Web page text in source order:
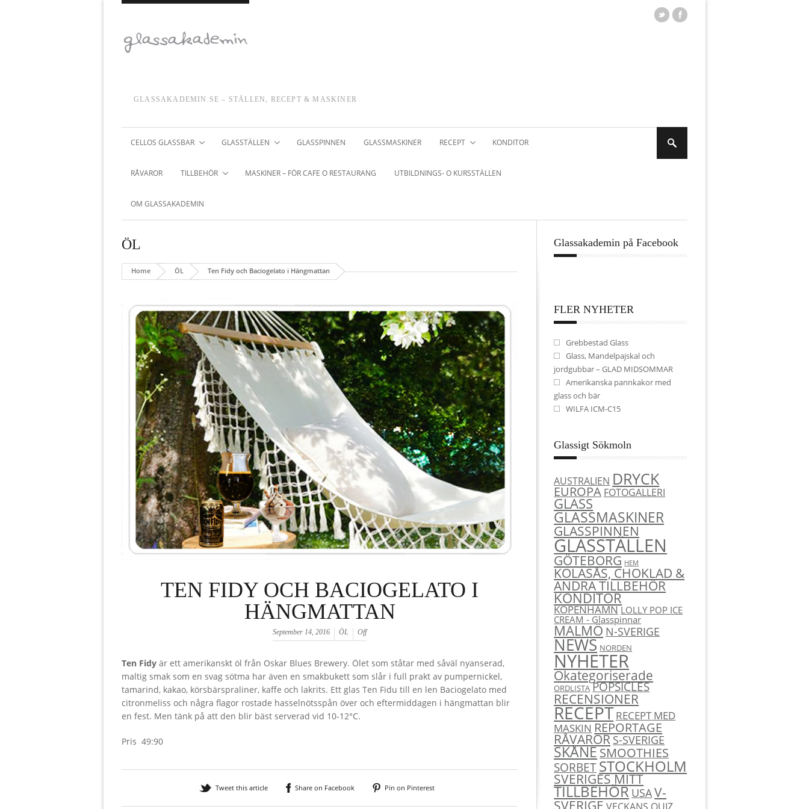
GLASSAKADEMIN.SE – STÄLLEN, RECEPT & MASKINER
CELLOS GLASSBAR GLASSTÄLLEN GLASSPINNEN GLASSMASKINER RECEPT KONDITOR
RÅVAROR TILLBEHÖR MASKINER – FÖR CAFE O RESTAURANG UTBILDNINGS- O KURSSTÄLLEN
OM GLASSAKADEMIN
ÖL
Home ÖL Ten Fidy och Baciogelato i Hängmattan
TEN FIDY OCH BACIOGELATO I
HÄNGMATTAN
September 14, 2016 ÖL Off
Ten Fidy är ett amerikanskt öl från Oskar Blues Brewery. Ölet som ståtar med såväl nyanserad,
maltig smak som en svag sötma har även en smakbukett som slår i full prakt av pumpernickel,
tamarind, kakao, körsbärspraliner, kaffe och lakrits. Ett glas Ten Fidu till en len Baciogelato med
citronmeliss och några flagor rostade hasselnötsspån över och eftermiddagen i hängmattan blir
en fest. Men tänk på att den blir bäst serverad vid 10-12°C.
Pris 49:90
Tweet this article Share on Facebook Pin on Pinterest
Glassakademin på Facebook
FLER NYHETER
Grebbestad Glass
Glass, Mandelpajskal och
jordgubbar – GLAD MIDSOMMAR
Amerikanska pannkakor med
glass och bär
WILFA ICM-C15
Glassigt Sökmoln
AUSTRALIEN DRYCK
EUROPA FOTOGALLERI
GLASS
GLASSMASKINER
GLASSPINNEN
GLASSTÄLLEN
GÖTEBORG HEM
KOLASÅS, CHOKLAD &
ANDRA TILLBEHÖR
KONDITOR
KÖPENHAMN LOLLY POP ICE
CREAM - Glasspinnar
MALMÖN-SVERIGE
NEWS NORDEN
NYHETER
Okategoriserade
ORDLISTA POPSICLES
RECENSIONER
RECEPT RECEPT MED
MASKIN REPORTAGE
RÅVARORS-SVERIGE
SKÅNESMOOTHIES
SORBETSTOCKHOLM
SVERIGES MITT
TILLBEHÖRUSAV-
SVERIGE